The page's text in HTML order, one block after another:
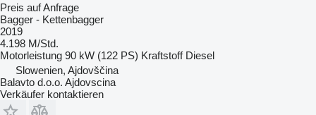
Preis auf Anfrage
Bagger - Kettenbagger
2019
4.198 M/Std.
Motorleistung 90 kW (122 PS) Kraftstoff Diesel
Slowenien, Ajdovščina
Balavto d.o.o. Ajdovscina
Verkäufer kontaktieren